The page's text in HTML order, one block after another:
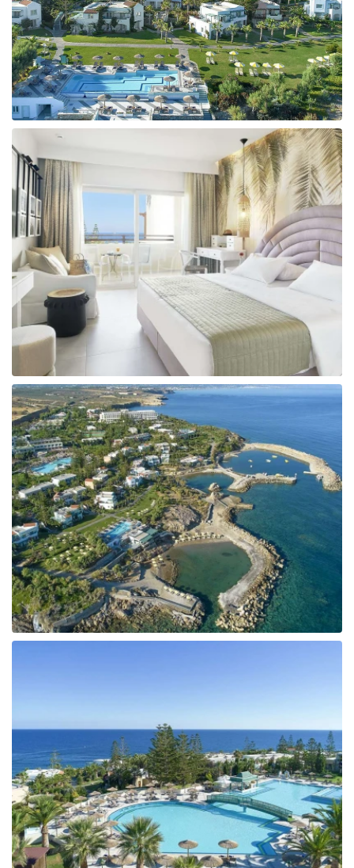
Taizeme
Turcija
Apvienotie Arābu Emirāti
Itālija
Kipra
Dominikānas Republika
Vjetnama
Tanzānija
Bulgārija
Melnkalne
Šrilanka
Tunisija
Albānija